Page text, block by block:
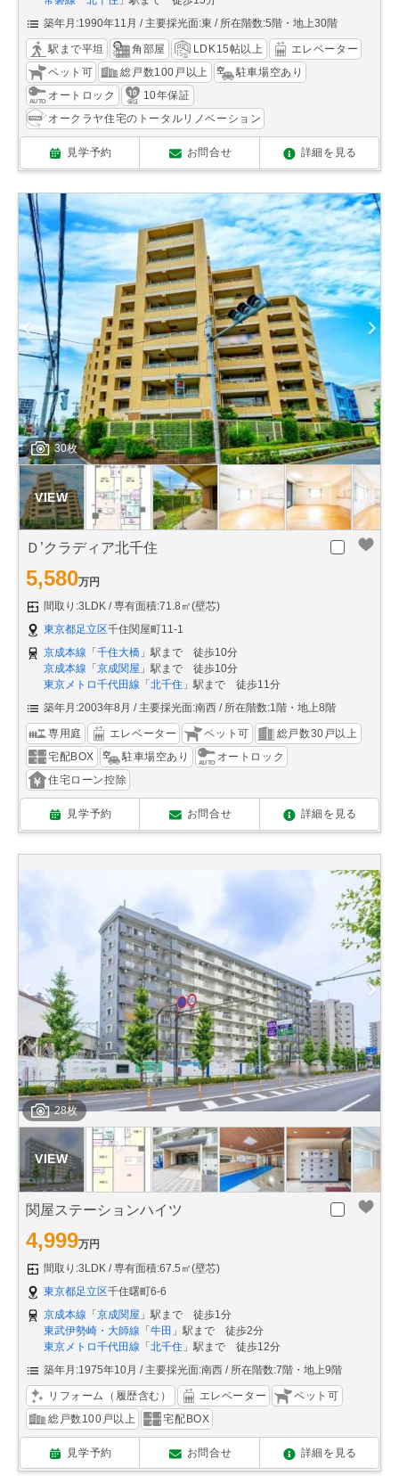
築年月:1990年11月
主要採光面:東 所在階数:5階・地上30階
駅まで平坦 角部屋 LDK15帖以上
エレベーター
ペット可
総戸数100戸以上
駐車場空あり
オートロック
10年保証
オークラヤ住宅のトータルリノベーション
見学予約 お問合せ 詳細を見る
30枚
Ｄ’クラディア北千住
5,580万円
間取り:3LDK
専有面積:71.8㎡(壁芯)
東京都足立区千住関屋町11-1
京成本線 「 千住大橋 」駅まで 徒歩10分
京成本線 「 京成関屋 」駅まで 徒歩10分
東京メトロ千代田線 「 北千住 」駅まで 徒歩11分
築年月:2003年8月
主要採光面:南西 所在階数:1階・地上8階
専用庭 エレベーター ペット可
総戸数30戸以上
宅配BOX
駐車場空あり
オートロック
住宅ローン控除
見学予約 お問合せ 詳細を見る
28枚
関屋ステーションハイツ
4,999万円
間取り:3LDK
専有面積:67.5㎡(壁芯)
東京都足立区千住曙町6-6
京成本線 「京成関屋 」駅まで 徒歩1分
東武伊勢崎・大師線 「牛田 」駅まで 徒歩2分
東京メトロ千代田線 「北千住 」駅まで 徒歩12分
築年月:1975年10月
主要採光面:南西 所在階数:7階・地上9階
リフォーム（履歴含む） エレベーター
ペット可
総戸数100戸以上
宅配BOX
見学予約 お問合せ 詳細を見る